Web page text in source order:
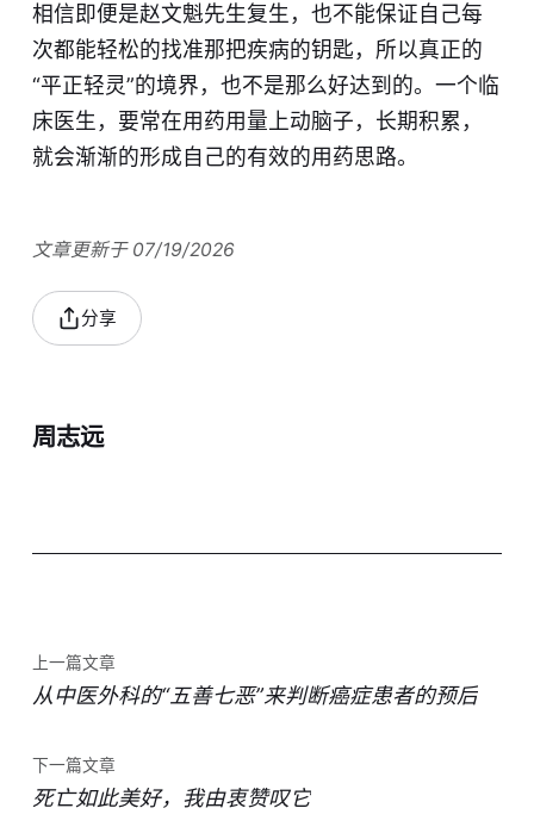
相信即便是赵文魁先生复生，也不能保证自己每
次都能轻松的找准那把疾病的钥匙，所以真正的
“平正轻灵”的境界，也不是那么好达到的。一个临
床医生，要常在用药用量上动脑子，长期积累，
就会渐渐的形成自己的有效的用药思路。
文章更新于 07/19/2026
分享
周志远
上一篇文章
从中医外科的“五善七恶”来判断癌症患者的预后
下一篇文章
死亡如此美好，我由衷赞叹它